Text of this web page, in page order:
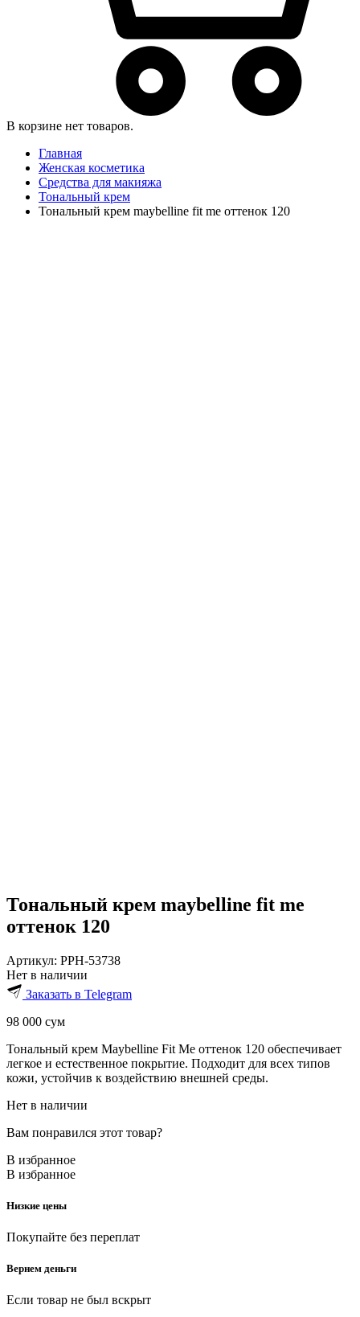
В корзине нет товаров.
Главная
Женская косметика
Средства для макияжа
Тональный крем
Тональный крем maybelline fit me оттенок 120
Тональный крем maybelline fit me
оттенок 120
Артикул: PPH-53738
Нет в наличии
Заказать в Telegram
98 000 сум
Тональный крем Maybelline Fit Me оттенок 120 обеспечивает
легкое и естественное покрытие. Подходит для всех типов
кожи, устойчив к воздействию внешней среды.
Нет в наличии
Вам понравился этот товар?
В избранное
В избранное
Низкие цены
Покупайте без переплат
Вернем деньги
Если товар не был вскрыт